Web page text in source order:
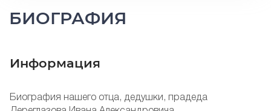
БИОГРАФИЯ
Информация
Биография нашего отца, дедушки, прадеда